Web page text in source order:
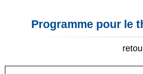
Programme pour le